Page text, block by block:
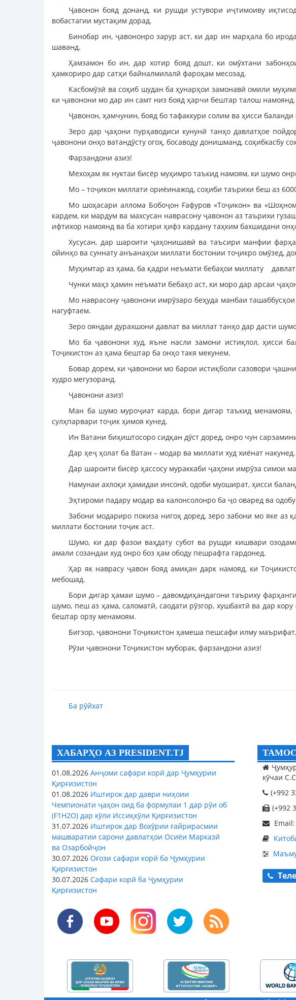
Ҷавонон бояд донанд, ки рушди устувори иҷтимоиву
вобастагии мустақим дорад.
Бинобар ин, ҷавононро зарур аст, ки дар ин марҳала бо
шаванд.
Ҳамзамон бо ин, дар хотир бояд дошт, ки омӯхтани
ҳамкориро дар сатҳи байналмилалӣ фароҳам месозад.
Касбомӯзӣ ва соҳиб шудан ба ҳунарҳои замонавӣ омили
ки ҷавонони мо дар ин самт низ бояд ҳарчи бештар талош намоянд.
Ҷавонон, ҳамчунин, бояд бо тафаккури солим ва ҳисси
Зеро дар ҷаҳони пурҳаводиси кунунӣ танҳо давлатҳое
ҷавонони онҳо ватандӯсту огоҳ, босаводу донишманд, соҳибкасбу
Фарзандони азиз!
Мехоҳам як нуктаи бисёр муҳимро таъкид намоям, ки шумо
Мо – тоҷикон миллати ориёинажод, соҳиби таърихи беш аз
Мо шоҳасари аллома Бобоҷон Ғафуров «Тоҷикон» ва
кардем, ки мардум ва махсусан наврасону ҷавонон аз таърихи
ифтихор намоянд ва ба хотири ҳифз кардану таҳким бахшидани
Хусусан, дар шароити ҷаҳонишавӣ ва таъсири манфии
ойинҳо ва суннату анъанаҳои миллати бостонии тоҷикро омӯзед,
Муҳимтар аз ҳама, ба қадри неъмати бебаҳои миллату
Чунки маҳз ҳамин неъмати бебаҳо аст, ки моро дар арсаи
Мо наврасону ҷавонони имрӯзаро беҳуда манбаи
нагуфтаем.
Зеро ояндаи дурахшони давлат ва миллат танҳо дар дасти
Мо ба ҷавонони худ, яъне насли замони истиқлол, ҳисси
Тоҷикистон аз ҳама бештар ба онҳо такя мекунем.
Бовар дорем, ки ҷавонони мо барои истиқболи сазовори
худро мегузоранд.
Ҷавонони азиз!
Ман ба шумо муроҷиат карда, бори дигар таъкид менамоям,
сулҳпарвари тоҷик ҳимоя кунед.
Ин Ватани биҳиштосоро сидқан дӯст доред, онро чун
Дар ҳеҷ ҳолат ба Ватан – модар ва миллати худ хиёнат накунед.
Дар шароити бисёр ҳассосу мураккаби ҷаҳони имрӯза симои
Намунаи ахлоқи ҳамидаи инсонӣ, одоби муошират, ҳисси
Эҳтироми падару модар ва калонсолонро ба ҷо оваред ва
Забони модариро покиза нигоҳ доред, зеро забони мо яке
миллати бостонии тоҷик аст.
Шумо, ки дар фазои ваҳдату субот ва рушди кишвари
амали созандаи худ онро боз ҳам ободу пешрафта гардонед.
Ҳар як наврасу ҷавон бояд амиқан дарк намояд, ки
мебошад.
Бори дигар ҳамаи шумо – давомдиҳандагони таъриху
шумо, пеш аз ҳама, саломатӣ, саодати рӯзгор, хушбахтӣ ва дар
бештар орзу менамоям.
Бигзор, ҷавонони Тоҷикистон ҳамеша пешсафи илму
Рӯзи ҷавонони Тоҷикистон муборак, фарзандони азиз!
Ба рӯйхат
ХАБАРҲО АЗ PRESIDENT.TJ
01.08.2026 Анҷоми сафари корӣ дар Ҷумҳурии
Қирғизистон
01.08.2026 Иштирок дар даври ниҳоии
Чемпионати ҷаҳон оид ба формулаи 1 дар рӯи об
(F1H2O) дар кӯли Иссиқкӯли Қирғизистон
31.07.2026 Иштирок дар Вохӯрии ғайрирасмии
машваратии сарони давлатҳои Осиёи Марказӣ
ва Озарбойҷон
30.07.2026 Оғози сафари корӣ ба Ҷумҳурии
Қирғизистон
30.07.2026 Сафари корӣ ба Ҷумҳурии
Қирғизистон
ТАМОС
кӯчаи
(+992
(+992